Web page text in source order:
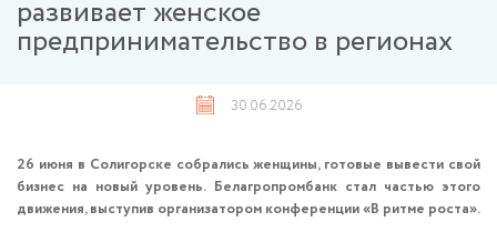
развивает женское
предпринимательство в регионах
30.06.2026
26 июня в Солигорске собрались женщины, готовые вывести свой
бизнес на новый уровень. Белагропромбанк стал частью этого
движения, выступив организатором конференции «В ритме роста».